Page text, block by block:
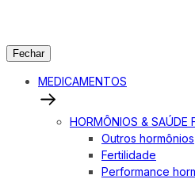
Fechar
MEDICAMENTOS
HORMÔNIOS & SAÚDE
Outros hormônios
Fertilidade
Performance